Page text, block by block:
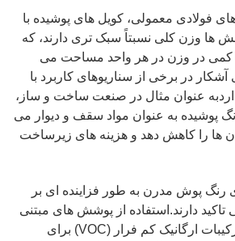
فولادی معمولی، کویل های پوشیده با
ها وزن کلی نسبتاً سبک تری دارند، که
کمی در وزن در هر واحد مساحت می
در برخی از سناریوهای کاربرد با
عنوان مثال در صنعت ساخت و ساز،
پوشیده به عنوان مواد سقف و دیوار می
ها را کاهش دهد و هزینه های زیرساخت
رنگ پوش مدرن به طور فزاینده ای بر
دارند.استفاده از پوشش های مبتنی
بر آب یا پوشش های ترکیبات ارگانیک کم فرار (VOC) برای